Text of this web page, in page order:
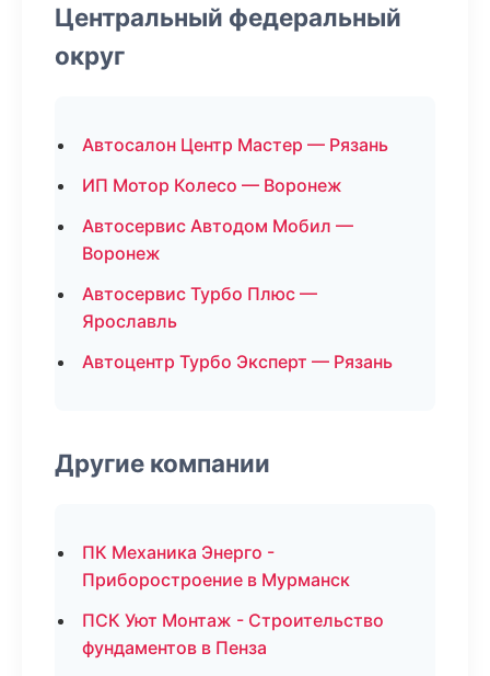
Центральный федеральный
округ
Автосалон Центр Мастер — Рязань
ИП Мотор Колесо — Воронеж
Автосервис Автодом Мобил —
Воронеж
Автосервис Турбо Плюс —
Ярославль
Автоцентр Турбо Эксперт — Рязань
Другие компании
ПК Механика Энерго -
Приборостроение в Мурманск
ПСК Уют Монтаж - Строительство
фундаментов в Пенза